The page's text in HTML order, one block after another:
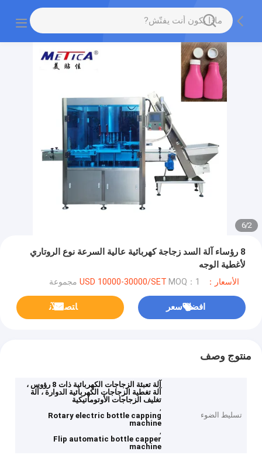
2
/
6
8 رؤساء آلة السد زجاجة كهربائية عالية السرعة نوع الروتاري
لأغطية الوجه
الأسعار：USD 10000-30000/SET MOQ：1 مجموعة
افضل سعر ﺎﺘﺼﻟ ﺍﻶﻧ
منتوج وصف
تسليط الضوء
آلة تعبئة الزجاجات الكهربائية ذات 8 رؤوس ،
آلة تغطية الزجاجات الكهربائية الدوارة ، آلة
تغليف الزجاجات الأوتوماتيكية
,
Rotary electric bottle capping
machine
,
Flip automatic bottle capper
machine